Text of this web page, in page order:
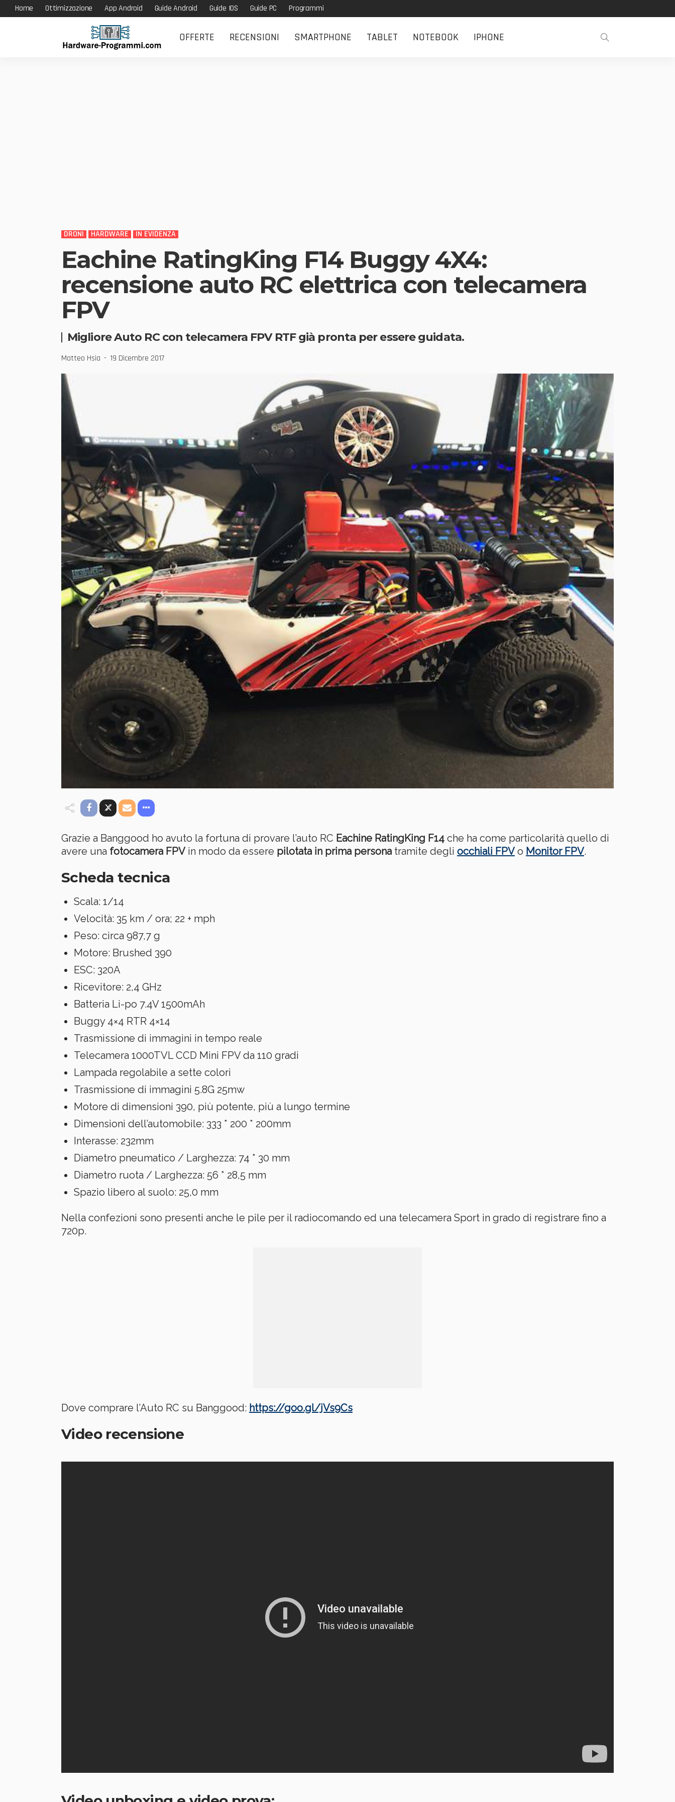
Home Ottimizzazione App Android Guide Android Guide IOS Guide PC Programmi
OFFERTE RECENSIONI SMARTPHONE TABLET NOTEBOOK IPHONE
DRONI HARDWARE IN EVIDENZA
Eachine RatingKing F14 Buggy 4X4:
recensione auto RC elettrica con telecamera
FPV
Migliore Auto RC con telecamera FPV RTF già pronta per essere guidata.
Matteo Hsia 19 Dicembre 2017
Grazie a Banggood ho avuto la fortuna di provare l’auto RC Eachine RatingKing F14 che ha come particolarità quello di
avere una fotocamera FPVin modo da essere pilotata in prima persona tramite degli occhiali FPVo Monitor FPV.
Scheda tecnica
Scala: 1/14
Velocità: 35 km / ora; 22 + mph
Peso: circa 987,7 g
Motore: Brushed 390
ESC: 320A
Ricevitore: 2,4 GHz
Batteria Li-po 7.4V1500mAh
Buggy 4×4 RTR 4×14
Trasmissione di immagini in tempo reale
Telecamera 1000TVL CCD Mini FPV da 110 gradi
Lampada regolabile a sette colori
Trasmissione di immagini 5.8G 25mw
Motore di dimensioni 390, più potente, più a lungo termine
Dimensioni dell’automobile: 333 * 200 * 200mm
Interasse: 232mm
Diametro pneumatico / Larghezza: 74 * 30 mm
Diametro ruota / Larghezza: 56 * 28,5 mm
Spazio libero al suolo: 25,0 mm
Nella confezioni sono presenti anche le pile per il radiocomando ed una telecamera Sport in grado di registrare fino a
720p.
Dove comprare l’Auto RC su Banggood: https://goo.gl/jVs9Cs
Video recensione